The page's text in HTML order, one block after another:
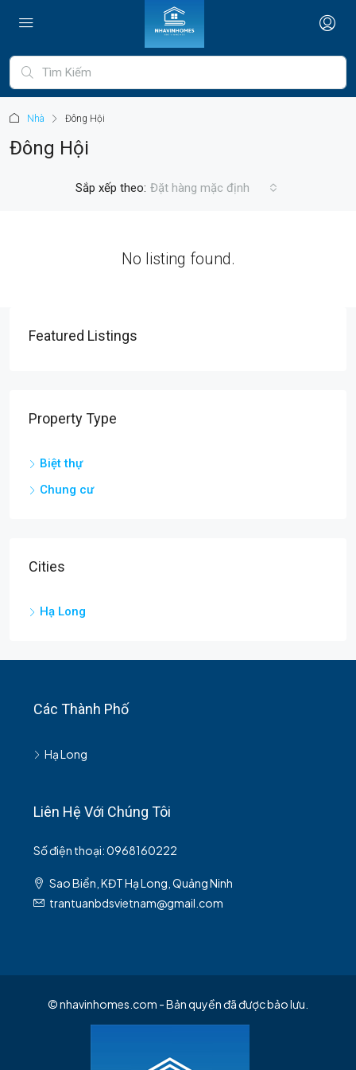
Nhà Đông Hội
Đông Hội
Sắp xếp theo: Đặt hàng mặc định
No listing found.
Featured Listings
Property Type
Biệt thự
Chung cư
Cities
Hạ Long
Các Thành Phố
Hạ Long
Liên Hệ Với Chúng Tôi
Số điện thoại: 0968160222
Sao Biển, KĐT Hạ Long, Quảng Ninh
trantuanbdsvietnam@gmail.com
© nhavinhomes.com - Bản quyền đã được bảo lưu.